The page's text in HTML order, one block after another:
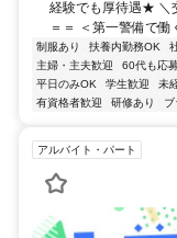
経験でも厚待遇★ ＼
＝＝ ＜第一警備で
制服あり 扶養内勤務OK
主婦・主夫歓迎
60代も応募
平日のみOK
学生歓迎 未
有資格者歓迎
研修あり
アルバイト・パート